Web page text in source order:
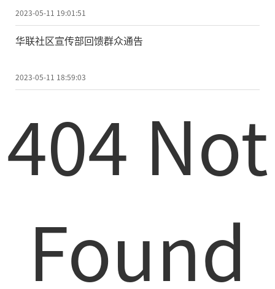
2023-05-11 19:01:51
华联社区宣传部回馈群众通告
2023-05-11 18:59:03
404 Not
Found